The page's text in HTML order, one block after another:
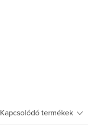
Kapcsolódó termékek